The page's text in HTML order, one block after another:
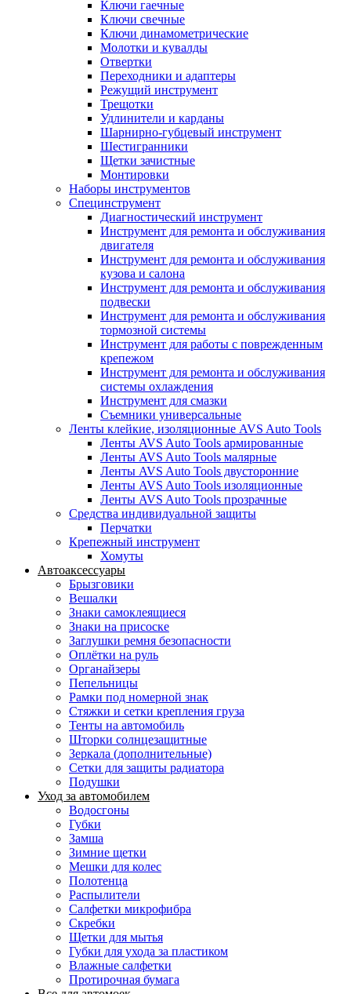
Ключи гаечные
Ключи свечные
Ключи динамометрические
Молотки и кувалды
Отвертки
Переходники и адаптеры
Режущий инструмент
Трещотки
Удлинители и карданы
Шарнирно-губцевый инструмент
Шестигранники
Щетки зачистные
Монтировки
Наборы инструментов
Специнструмент
Диагностический инструмент
Инструмент для ремонта и обслуживания
двигателя
Инструмент для ремонта и обслуживания
кузова и салона
Инструмент для ремонта и обслуживания
подвески
Инструмент для ремонта и обслуживания
тормозной системы
Инструмент для работы с поврежденным
крепежом
Инструмент для ремонта и обслуживания
системы охлаждения
Инструмент для смазки
Съемники универсальные
Ленты клейкие, изоляционные AVS Auto Tools
Ленты AVS Auto Tools армированные
Ленты AVS Auto Tools малярные
Ленты AVS Auto Tools двусторонние
Ленты AVS Auto Tools изоляционные
Ленты AVS Auto Tools прозрачные
Средства индивидуальной защиты
Перчатки
Крепежный инструмент
Хомуты
Автоаксессуары
Брызговики
Вешалки
Знаки самоклеящиеся
Знаки на присоске
Заглушки ремня безопасности
Оплётки на руль
Органайзеры
Пепельницы
Рамки под номерной знак
Стяжки и сетки крепления груза
Тенты на автомобиль
Шторки солнцезащитные
Зеркала (дополнительные)
Сетки для защиты радиатора
Подушки
Уход за автомобилем
Водосгоны
Губки
Замша
Зимние щетки
Мешки для колес
Полотенца
Распылители
Салфетки микрофибра
Скребки
Щетки для мытья
Губки для ухода за пластиком
Влажные салфетки
Протирочная бумага